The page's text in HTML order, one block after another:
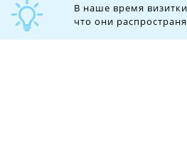
В наше время
что они